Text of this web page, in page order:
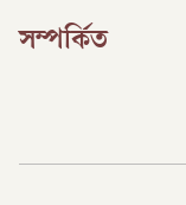
সম্পর্কিত